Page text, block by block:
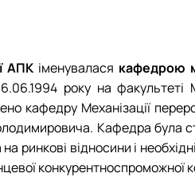
АПК іменувалася кафедрою
року на факультеті
кафедру Механізації
Кафедра була
ринкові відносини і
конкурентноспроможної